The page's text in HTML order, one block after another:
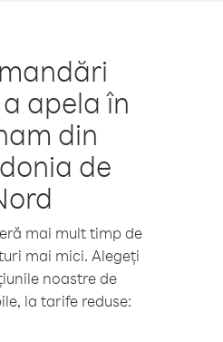
apela în
din
de
mai mult timp de
mai mici. Alegeți
noastre de
la tarife reduse: